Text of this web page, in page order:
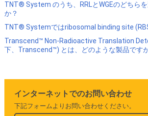
TNT® System のうち、RRLとWGEのどちら
か？
TNT® Systemではribosomal binding site
Transcend™ Non-Radioactive Translation
下、Transcend™) とは、どのような製品です
インターネットでのお問い合わせ
下記フォームよりお問い合わせください。